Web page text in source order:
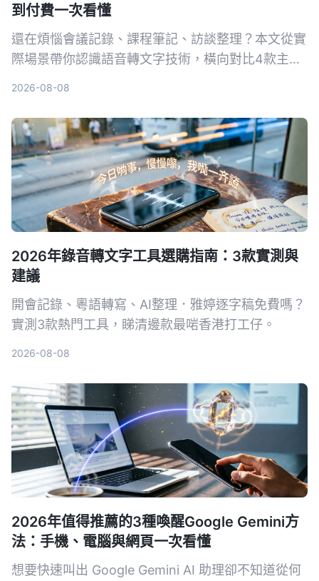
到付費一次看懂
還在煩惱會議記錄、課程筆記、訪談整理？本文從實
際場景帶你認識語音轉文字技術，橫向對比4款主流
2026-08-08
2026年錄音轉文字工具選購指南：3款實測與
建議
開會記錄、粵語轉寫、AI整理．雅婷逐字稿免費嗎？
實測3款熱門工具，睇清邊款最啱香港打工仔。
2026-08-08
2026年值得推薦的3種喚醒Google Gemini方
法：手機、電腦與網頁一次看懂
想要快速叫出 Google Gemini AI 助理卻不知道從何